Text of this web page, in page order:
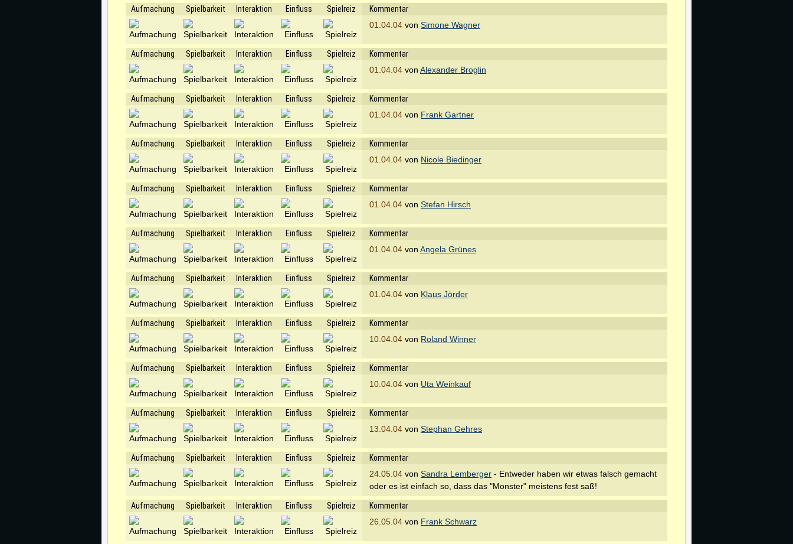
Aufmachung Spielbarkeit Interaktion Einfluss Spielreiz
Kommentar
01.04.04 von Simone Wagner
Aufmachung Spielbarkeit Interaktion Einfluss Spielreiz
Kommentar
01.04.04 von Alexander Broglin
Aufmachung Spielbarkeit Interaktion Einfluss Spielreiz
Kommentar
01.04.04 von Frank Gartner
Aufmachung Spielbarkeit Interaktion Einfluss Spielreiz
Kommentar
01.04.04 von Nicole Biedinger
Aufmachung Spielbarkeit Interaktion Einfluss Spielreiz
Kommentar
01.04.04 von Stefan Hirsch
Aufmachung Spielbarkeit Interaktion Einfluss Spielreiz
Kommentar
01.04.04 von Angela Grünes
Aufmachung Spielbarkeit Interaktion Einfluss Spielreiz
Kommentar
01.04.04 von Klaus Jörder
Aufmachung Spielbarkeit Interaktion Einfluss Spielreiz
Kommentar
10.04.04 von Roland Winner
Aufmachung Spielbarkeit Interaktion Einfluss Spielreiz
Kommentar
10.04.04 von Uta Weinkauf
Aufmachung Spielbarkeit Interaktion Einfluss Spielreiz
Kommentar
13.04.04 von Stephan Gehres
Aufmachung Spielbarkeit Interaktion Einfluss Spielreiz
Kommentar
24.05.04 von Sandra Lemberger - Entweder haben wir etwas falsch gemacht
oder es ist einfach so, dass das "Monster" meistens fest saß!
Aufmachung Spielbarkeit Interaktion Einfluss Spielreiz
Kommentar
26.05.04 von Frank Schwarz